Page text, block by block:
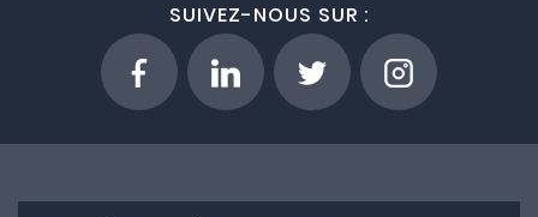
SUIVEZ-NOUS SUR :